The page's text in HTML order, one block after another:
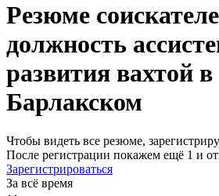
Резюме
должность
развития вахтой в
Барлакском
Чтобы видеть все резюме,
После регистрации покажем ещё 1 и
Зарегистрироваться
За всё время